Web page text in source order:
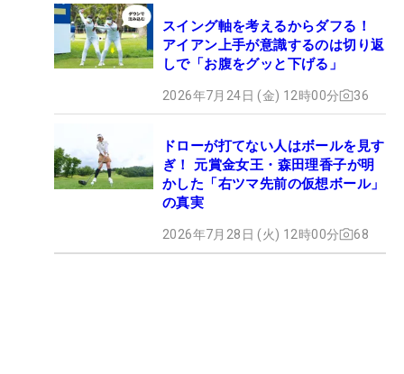
スイング軸を考えるからダフる！
アイアン上手が意識するのは切り返
しで「お腹をグッと下げる」
2026年7月24日 (金) 12時00分 36
ドローが打てない人はボールを見す
ぎ！ 元賞金女王・森田理香子が明
かした「右ツマ先前の仮想ボール」
の真実
2026年7月28日 (火) 12時00分 68